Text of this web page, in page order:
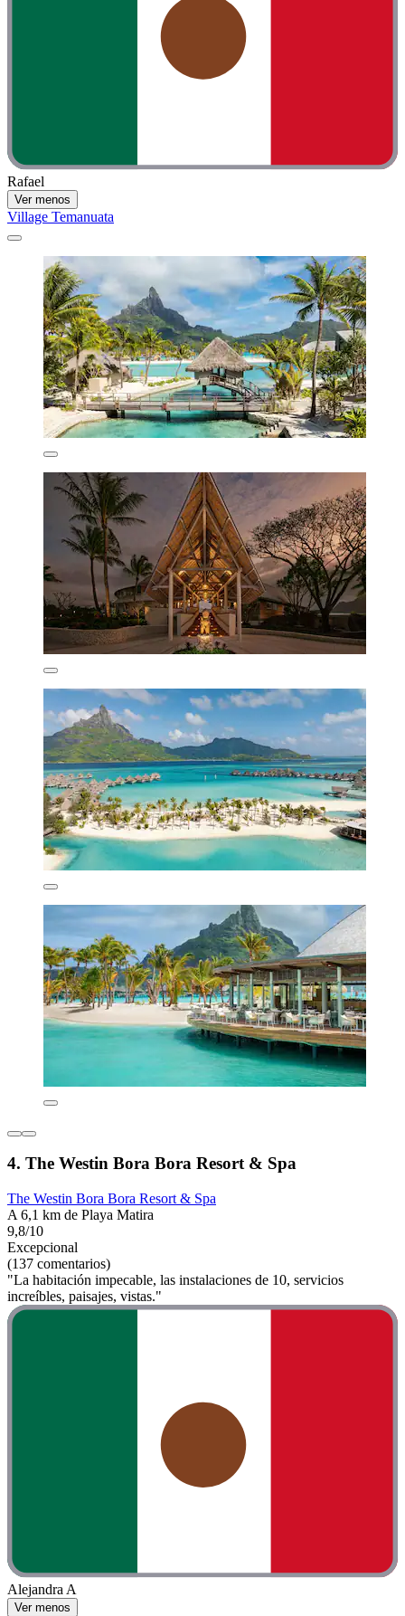
Rafael
Ver menos
Village Temanuata
4. The Westin Bora Bora Resort & Spa
The Westin Bora Bora Resort & Spa
A 6,1 km de Playa Matira
9,8/10
Excepcional
(137 comentarios)
"La habitación impecable, las instalaciones de 10, servicios
increíbles, paisajes, vistas."
Alejandra A
Ver menos